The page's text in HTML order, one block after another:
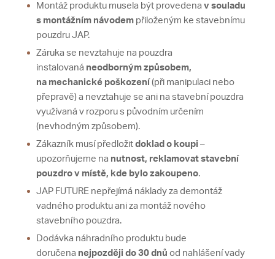
Montáž produktu musela být provedena v souladu
s montážním návodem přiloženým ke stavebnímu
pouzdru JAP.
Záruka se nevztahuje na pouzdra
instalovaná neodborným způsobem,
na mechanické poškození(při manipulaci nebo
přepravě) a nevztahuje se ani na stavební pouzdra
využívaná v rozporu s původním určením
(nevhodným způsobem).
Zákazník musí předložit doklad o koupi –
upozorňujeme na nutnost, reklamovat stavební
pouzdro v místě, kde bylo zakoupeno.
JAP FUTURE nepřejímá náklady za demontáž
vadného produktu ani za montáž nového
stavebního pouzdra.
Dodávka náhradního produktu bude
doručena nejpozději do 30 dnů od nahlášení vady